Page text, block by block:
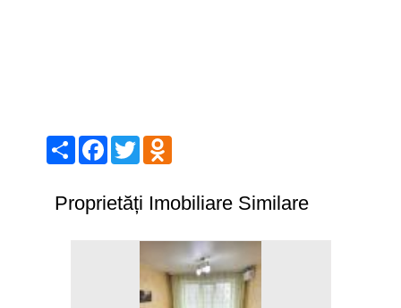
ShareFacebook
Twitter
Proprietăți Imobiliare Similare